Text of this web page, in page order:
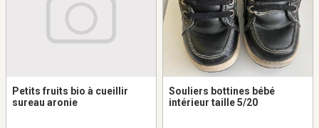
Petits fruits bio à cueillir
sureau aronie
Souliers bottines bébé
intérieur taille 5/20